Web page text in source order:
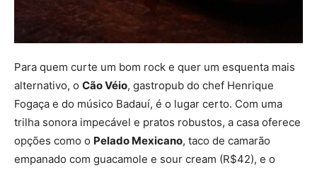
Para quem curte um bom rock e quer um esquenta mais
alternativo, o Cão Véio, gastropub do chef Henrique
Fogaça e do músico Badauí, é o lugar certo. Com uma
trilha sonora impecável e pratos robustos, a casa oferece
opções como o Pelado Mexicano, taco de camarão
empanado com guacamole e sour cream (R$42), e o